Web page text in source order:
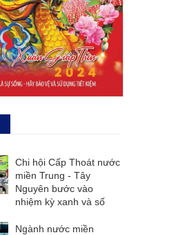
Chi hội Cấp Thoát nước
miền Trung - Tây
Nguyên bước vào
nhiệm kỳ xanh và số
Ngành nước miền